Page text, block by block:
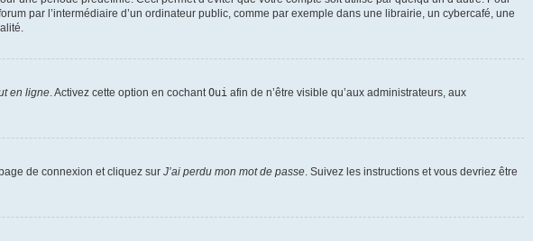
par l’intermédiaire d’un ordinateur public, comme par exemple dans une librairie, un cybercafé, une
en ligne . Activez cette option en cochant Oui afin de n’être visible qu’aux administrateurs, aux
de connexion et cliquez sur J’ai perdu mon mot de passe . Suivez les instructions et vous devriez être